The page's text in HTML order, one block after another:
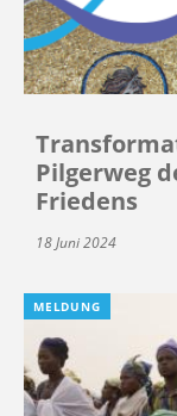
Pilgerweg
Friedens
18 Juni 2024
MELDUNG